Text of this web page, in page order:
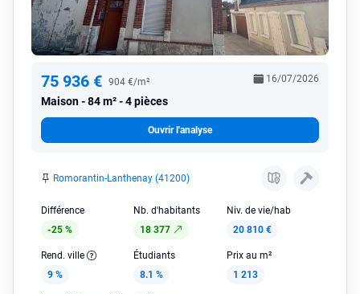
75 936 € 904 €/m²
Maison 84 m² - 4 pièces
16/07/2026
Ouvrir l'analyse
Romorantin-Lanthenay (41200)
Différence
-25 %
Nb. d'habitants
18 377
Niv. de vie/hab
20 810 €
Rend. ville
9 %
Étudiants
8.1 %
Prix au m²
1 213